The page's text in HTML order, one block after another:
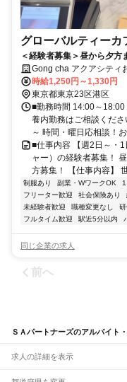
グローバルティーカ
＜経験者募集＞昼から夕
チャでの経験を活かして高
Gong cha アクアシティ
時給1,250円～1,330円
東京都東京23区港区
■勤務時間 14:00～
養内勤務はご相談くだ
～ 時間・曜日応相談！
■仕事内容 【週2日～・
ャー）の経験者募集！
方募集！ 【仕事内容】
制服あり 副業・WワークOK
フリーター歓迎
社会保険あり
未経験者歓迎
職種変更なし 研
フルタイム歓迎
駅近5分以内
同じ企業の求人
前へ
ＳＡパートナーズのアルバイト
求人の詳細を表示